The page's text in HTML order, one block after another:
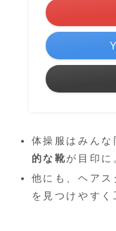
体操服はみんな
的な靴が目印に
他にも、ヘア
を見つけやすく